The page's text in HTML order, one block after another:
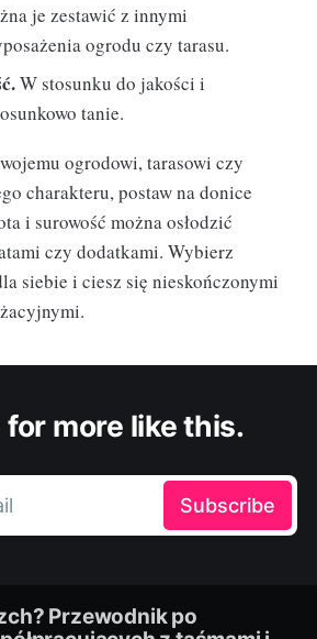
je zestawić z innymi
ogrodu czy tarasu.
W stosunku do jakości i
tanie.
ogrodowi, tarasowi czy
charakteru, postaw na donice
i surowość można osłodzić
czy dodatkami. Wybierz
siebie i ciesz się nieskończonymi
for more like this.
Subscribe
Przewodnik po